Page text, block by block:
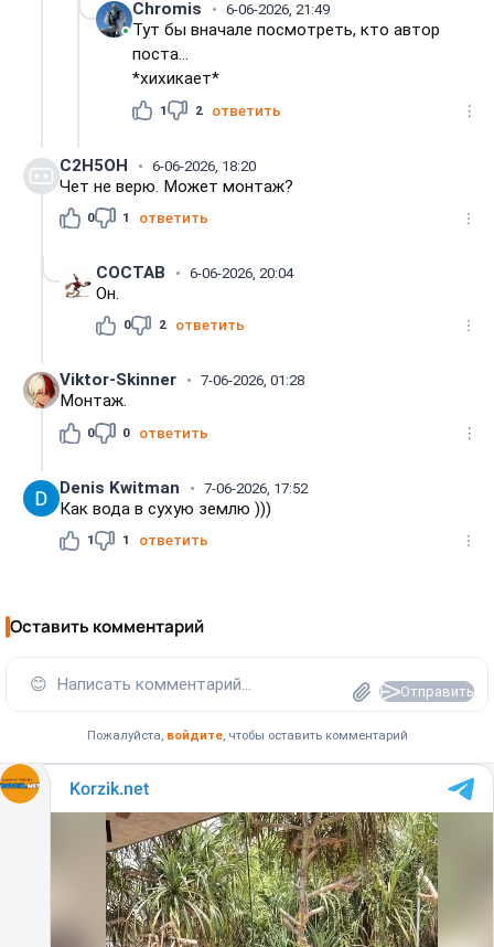
Chromis 6-06-2026, 21:49
Тут бы вначале посмотреть, кто автор
поста...
*хихикает*
1 2 ответить
C2H5OH 6-06-2026, 18:20
Чет не верю. Может монтаж?
0 1 ответить
COCTAB 6-06-2026, 20:04
Он.
0 2 ответить
Viktor-Skinner 7-06-2026, 01:28
Монтаж.
0 0 ответить
Denis Kwitman 7-06-2026, 17:52
Как вода в сухую землю )))
1 1 ответить
Оставить комментарий
😊 Написать комментарий... Отправить
Пожалуйста, войдите, чтобы оставить комментарий